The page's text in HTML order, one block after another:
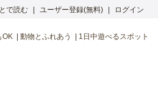
で読む ユーザー登録(無料) ログイン
OK 動物とふれあう 1日中遊べるスポット